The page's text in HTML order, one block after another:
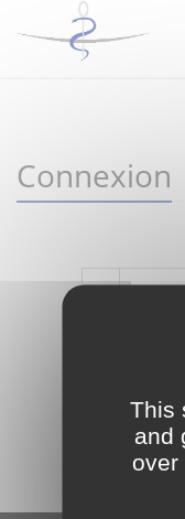
This
and
over
Connexion
Mot de passe